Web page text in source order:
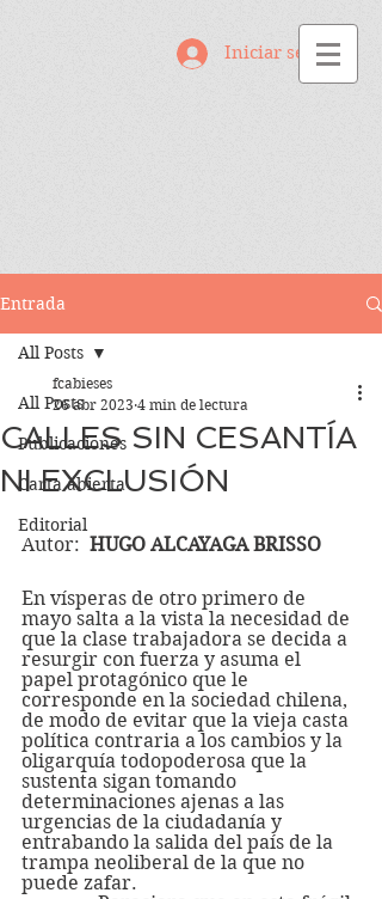
Iniciar sesión
Entrada
All Posts
Publicaciones
Carta abierta
Editorial
All Posts
CALLES SIN CESANTÍA
NI EXCLUSIÓN
fcabieses
26 abr 2023 4 min de lectura
Autor: HUGO ALCAYAGA BRISSO
En vísperas de otro primero de
mayo salta a la vista la necesidad de
que la clase trabajadora se decida a
resurgir con fuerza y asuma el
papel protagónico que le
corresponde en la sociedad chilena,
de modo de evitar que la vieja casta
política contraria a los cambios y la
oligarquía todopoderosa que la
sustenta sigan tomando
determinaciones ajenas a las
urgencias de la ciudadanía y
entrabando la salida del país de la
trampa neoliberal de la que no
puede zafar.